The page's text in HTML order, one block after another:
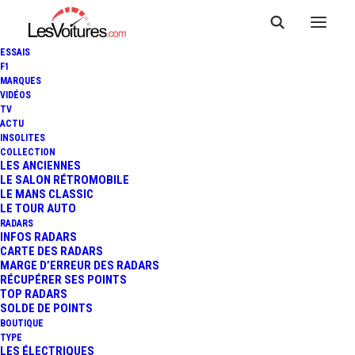
ESSAIS
F1
MARQUES
VIDÉOS
TV
ACTU
INSOLITES
COLLECTION
LES ANCIENNES
LE SALON RÉTROMOBILE
LE MANS CLASSIC
LE TOUR AUTO
RADARS
INFOS RADARS
CARTE DES RADARS
MARGE D’ERREUR DES RADARS
RÉCUPÉRER SES POINTS
TOP RADARS
SOLDE DE POINTS
BOUTIQUE
TYPE
LES ÉLECTRIQUES
27 mars 2018
CHINE : UN INCROYABLE